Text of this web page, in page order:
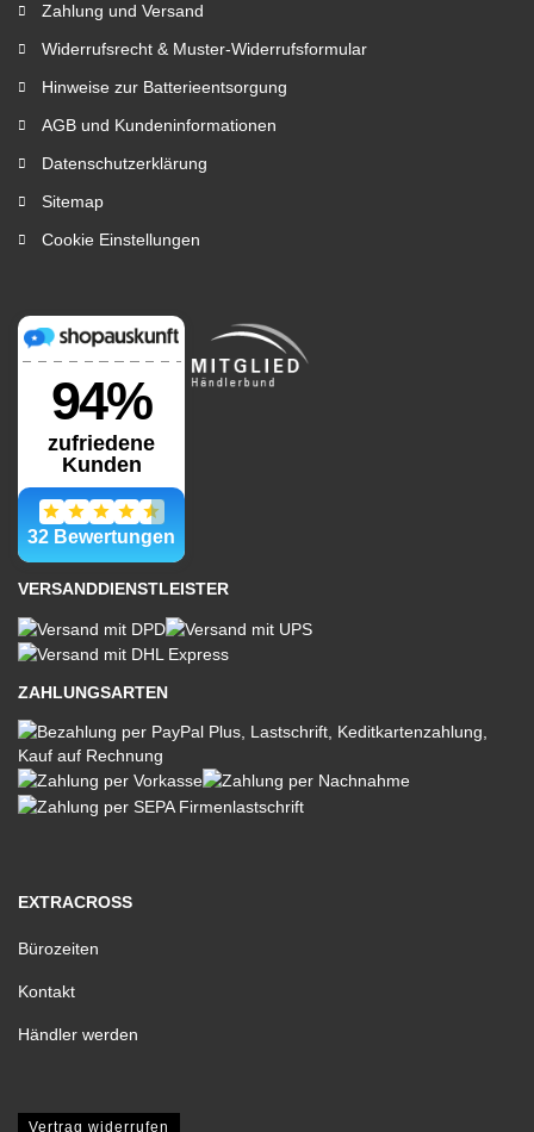
Zahlung und Versand
Widerrufsrecht & Muster-Widerrufsformular
Hinweise zur Batterieentsorgung
AGB und Kundeninformationen
Datenschutzerklärung
Sitemap
Cookie Einstellungen
VERSANDDIENSTLEISTER
ZAHLUNGSARTEN
EXTRACROSS
Bürozeiten
Kontakt
Händler werden
Vertrag widerrufen